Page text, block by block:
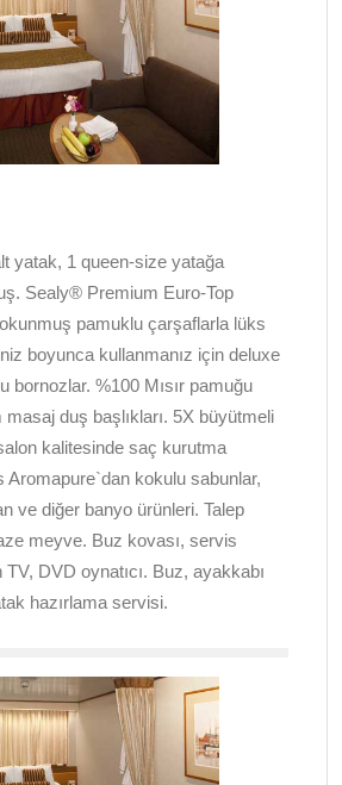
yatak, 1 queen-size yatağa
Sealy® Premium Euro-Top
pamuklu çarşaflarla lüks
boyunca kullanmanız için deluxe
bornozlar. %100 Mısır pamuğu
duş başlıkları. 5X büyütmeli
kalitesinde saç kurutma
Aromapure`dan kokulu sabunlar,
ve diğer banyo ürünleri. Talep
meyve. Buz kovası, servis
DVD oynatıcı. Buz, ayakkabı
hazırlama servisi.